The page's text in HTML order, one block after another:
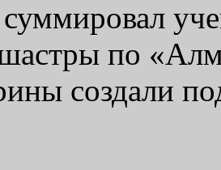
суммировал
по
создали